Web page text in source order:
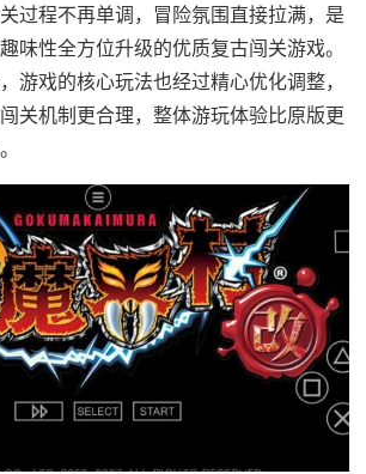
过程不再单调，冒险氛围直接拉满，是
味性全方位升级的优质复古闯关游戏。
游戏的核心玩法也经过精心优化调整，
关机制更合理，整体游玩体验比原版更